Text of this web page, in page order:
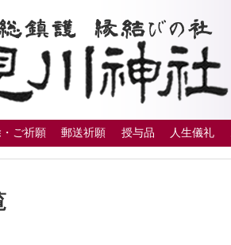
ご祈願 郵送祈願 授与品 人生儀礼